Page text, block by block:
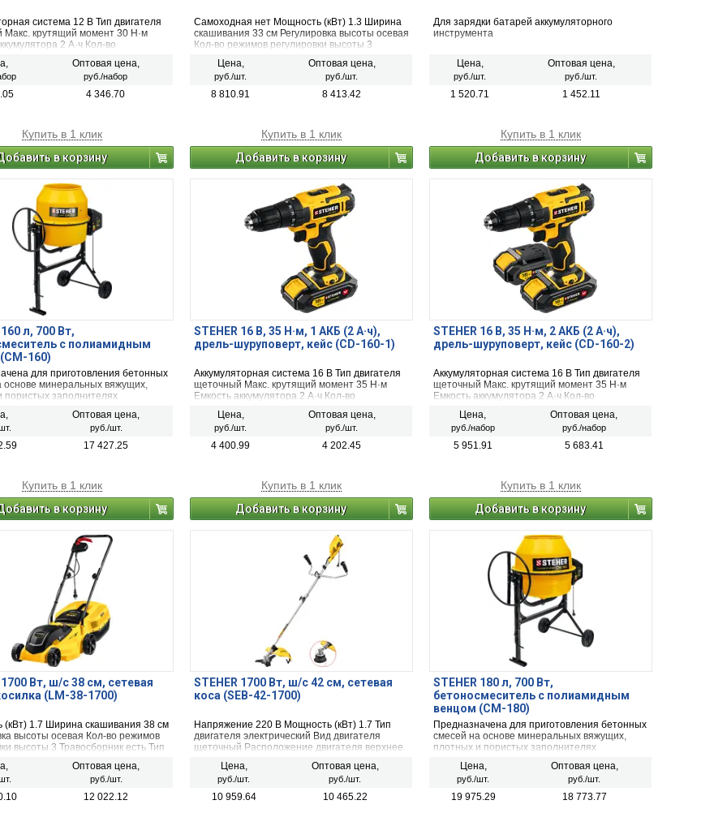
система 12 B Тип двигателя
Макс. крутящий момент 30 Н·м
2 А·ч Кол-во
Оптовая цена,
руб./набор
4 346.70
Купить в 1 клик
в корзину
Самоходная нет Мощность (кВт) 1.3 Ширина
скашивания 33 см Регулировка высоты осевая
Кол-во режимов регулировки высоты 3
нетто 9 кг Тип двигателя электрический
Высота скашивания min 25 мм Высота
скашивания max 65 мм
Цена,
руб./шт.
Оптовая цена,
руб./шт.
8 810.91 8 413.42
Купить в 1 клик
Добавить в корзину
Для зарядки батарей аккумуляторного
инструмента
Цена,
руб./шт.
Оптовая цена,
руб./шт.
1 520.71 1 452.11
Купить в 1 клик
Добавить в корзину
л, 700 Вт,
с полиамидным
160)
для приготовления бетонных
основе минеральных вяжущих,
пористых заполнителях
Оптовая цена,
руб./шт.
17 427.25
Купить в 1 клик
в корзину
STEHER 16 В, 35 Н·м, 1 АКБ (2 А·ч),
дрель-шуруповерт, кейс (CD-160-1)
Аккумуляторная система 16 B Тип двигателя
щеточный Макс. крутящий момент 35 Н·м
Емкость аккумулятора 2 А·ч Кол-во
(рыбалки) нет
Цена,
руб./шт.
Оптовая цена,
руб./шт.
4 400.99 4 202.45
Купить в 1 клик
Добавить в корзину
STEHER 16 В, 35 Н·м, 2 АКБ (2 А·ч),
дрель-шуруповерт, кейс (CD-160-2)
Аккумуляторная система 16 B Тип двигателя
щеточный Макс. крутящий момент 35 Н·м
Емкость аккумулятора 2 А·ч Кол-во
(рыбалки) нет
Цена,
руб./набор
Оптовая цена,
руб./набор
5 951.91 5 683.41
Купить в 1 клик
Добавить в корзину
1700 Вт, ш/с 38 cм, сетевая
(LM-38-1700)
(кВт) 1.7 Ширина скашивания 38 см
высоты осевая Кол-во режимов
высоты 3 Травосборник есть Тип
Высота скашивания min 30 мм
max 70 мм
Оптовая цена,
руб./шт.
12 022.12
STEHER 1700 Вт, ш/с 42 см, сетевая
коса (SEB-42-1700)
Напряжение 220 В Мощность (кВт) 1.7 Тип
двигателя электрический Вид двигателя
щеточный Расположение двигателя верхнее
мин Режущий элемент леска/нож Толщина
лески 2 мм Тип ручки U-образная
(велосипедная) Разборный вал да Ширина
Цена,
руб./шт.
Оптовая цена,
руб./шт.
10 959.64 10 465.22
STEHER 180 л, 700 Вт,
бетоносмеситель с полиамидным
венцом (CM-180)
Предназначена для приготовления бетонных
смесей на основе минеральных вяжущих,
плотных и пористых заполнителях
Цена,
руб./шт.
Оптовая цена,
руб./шт.
19 975.29 18 773.77